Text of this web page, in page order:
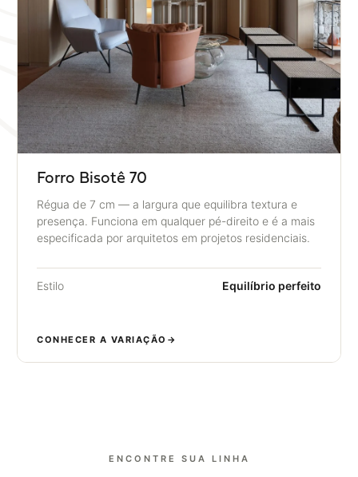
Forro Bisotê 70
Régua de 7 cm — a largura que equilibra textura e
presença. Funciona em qualquer pé-direito e é a mais
especificada por arquitetos em projetos residenciais.
Estilo Equilíbrio perfeito
CONHECER A VARIAÇÃO
ENCONTRE SUA LINHA